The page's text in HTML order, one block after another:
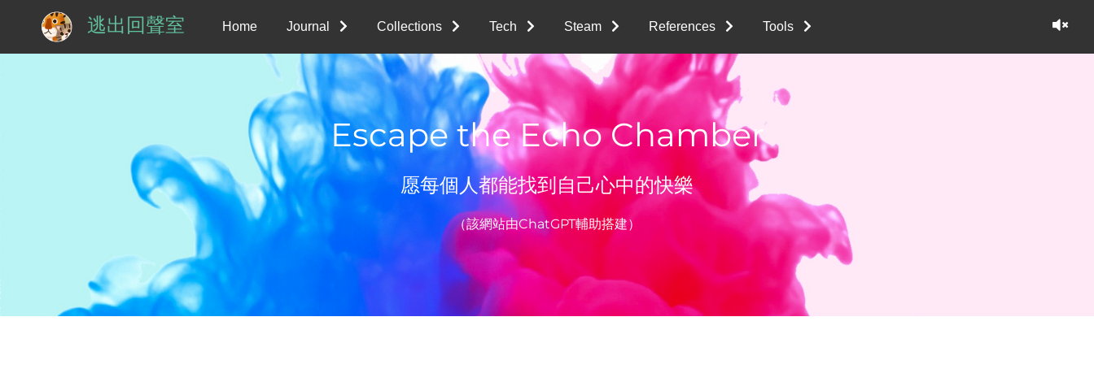
逃出回聲室 Home Journal Collections Tech Steam References Tools
Escape the Echo Chamber
愿每個人都能找到自己心中的快樂
（該網站由ChatGPT輔助搭建）